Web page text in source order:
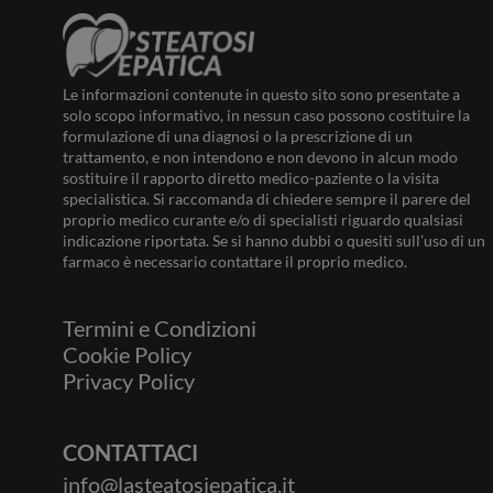
Le informazioni contenute in questo sito sono presentate a
solo scopo informativo, in nessun caso possono costituire la
formulazione di una diagnosi o la prescrizione di un
trattamento, e non intendono e non devono in alcun modo
sostituire il rapporto diretto medico-paziente o la visita
specialistica. Si raccomanda di chiedere sempre il parere del
proprio medico curante e/o di specialisti riguardo qualsiasi
indicazione riportata. Se si hanno dubbi o quesiti sull’uso di un
farmaco è necessario contattare il proprio medico.
Termini e Condizioni
Cookie Policy
Privacy Policy
CONTATTACI
info@lasteatosiepatica.it